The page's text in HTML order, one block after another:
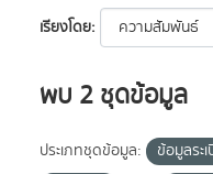
เรียงโดย
พบ 2 ชุดข้อมูล
ประเภทชุดข้อมูล: ข้อมูลระ